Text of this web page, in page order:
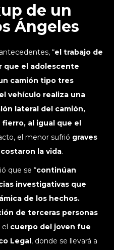
de un
Ángeles
“el trabajo de
que el adolescente
camión tipo tres
vehículo realiza una
lateral del camión,
al igual que el
el menor sufrió graves
la vida.
que se “continúan
investigativas que
de los hechos.
de terceras personas
el cuerpo del joven fue
Legal, donde se llevará a